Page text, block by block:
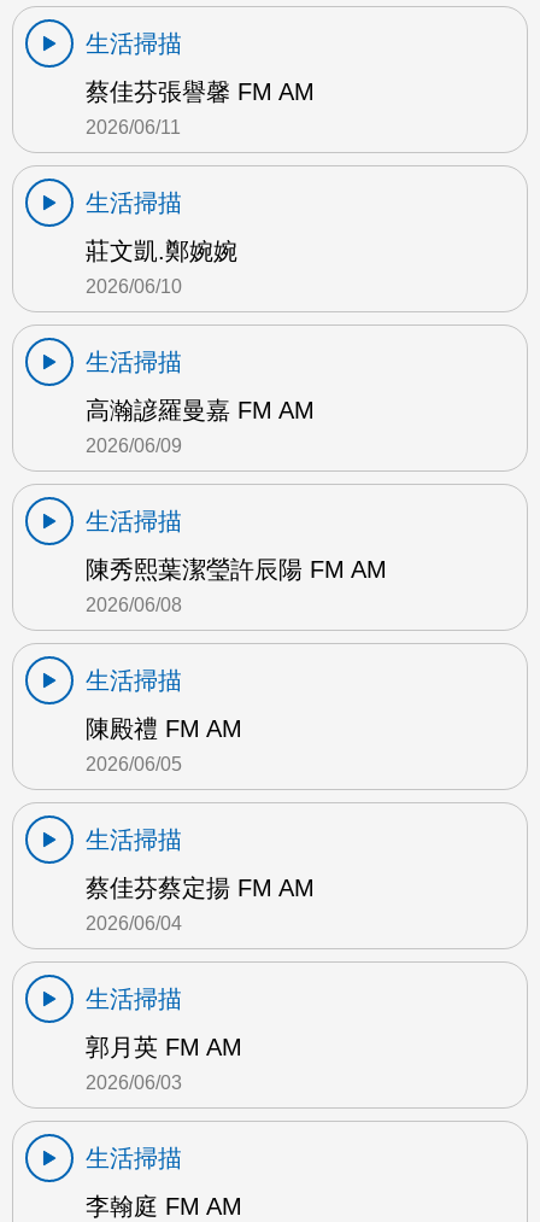
生活掃描
蔡佳芬張譽馨 FM AM
2026/06/11
生活掃描
莊文凱.鄭婉婉
2026/06/10
生活掃描
高瀚諺羅曼嘉 FM AM
2026/06/09
生活掃描
陳秀熙葉潔瑩許辰陽 FM AM
2026/06/08
生活掃描
陳殿禮 FM AM
2026/06/05
生活掃描
蔡佳芬蔡定揚 FM AM
2026/06/04
生活掃描
郭月英 FM AM
2026/06/03
生活掃描
李翰庭 FM AM